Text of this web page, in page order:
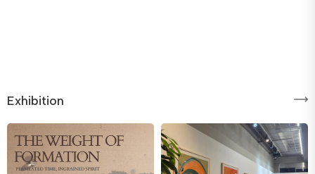
Exhibition